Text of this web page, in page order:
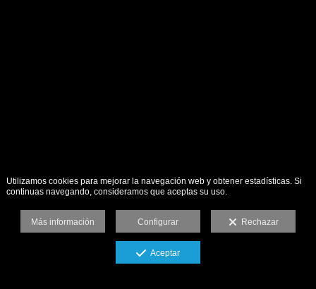
Utilizamos cookies para mejorar la navegación web y obtener estadísticas. Si
continuas navegando, consideramos que aceptas su uso.
Más información Configurar Rechazar
Aceptar